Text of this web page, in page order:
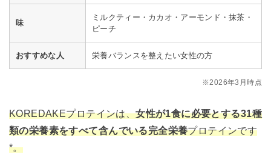
味
ミルクティー・カカオ・アーモンド・抹茶・
ピーチ
おすすめな人 栄養バランスを整えたい女性の方
※2026年3月時点
KOREDAKEプロテインは、女性が1食に必要とする31種
類の栄養素をすべて含んでいる完全栄養プロテインです
*。